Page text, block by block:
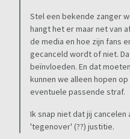
Stel een bekende zanger
hangt het er maar net van
de media en hoe zijn fans
gecanceld wordt of niet.
beïnvloeden. En dat
kunnen we alleen hopen
eventuele passende straf.
Ik snap niet dat jij
'tegenover' (??) justitie.